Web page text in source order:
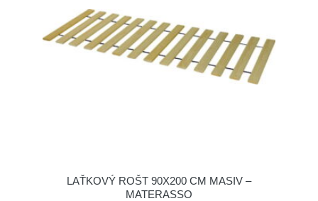
LAŤKOVÝ ROŠT 90X200 CM MASIV –
MATERASSO